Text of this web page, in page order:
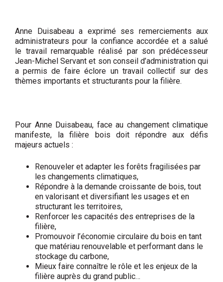
Anne Duisabeau a exprimé ses remerciements aux
administrateurs pour la confiance accordée et a salué
le travail remarquable réalisé par son prédécesseur
Jean-Michel Servant et son conseil d’administration qui
a permis de faire éclore un travail collectif sur des
thèmes importants et structurants pour la filière.
Pour Anne Duisabeau, face au changement climatique
manifeste, la filière bois doit répondre aux défis
majeurs actuels :
Renouveler et adapter les forêts fragilisées par
les changements climatiques,
Répondre à la demande croissante de bois, tout
en valorisant et diversifiant les usages et en
structurant les territoires,
Renforcer les capacités des entreprises de la
filière,
Promouvoir l’économie circulaire du bois en tant
que matériau renouvelable et performant dans le
stockage du carbone,
Mieux faire connaître le rôle et les enjeux de la
filière auprès du grand public…